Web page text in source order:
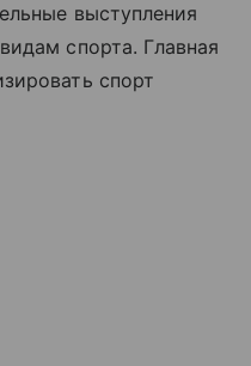
выступления
спорта. Главная
спорт